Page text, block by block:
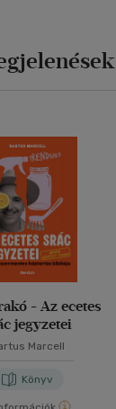
- Az ecetes
jegyzetei
Marcell
Könyv